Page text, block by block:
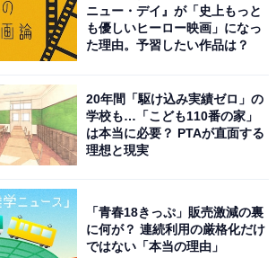
目線で作られた「シールでおけいこ」
」「かず」「もじ」「ちえ」に続いて
ち」が第5弾となる人気シリーズと
ニュー・デイ』が「史上もっと
も優しいヒーロー映画」になっ
た理由。予習したい作品は？
20年間「駆け込み実績ゼロ」の
学校も…「こども110番の家」
は本当に必要？ PTAが直面する
理想と現実
「青春18きっぷ」販売激減の裏
に何が？ 連続利用の厳格化だけ
ではない「本当の理由」